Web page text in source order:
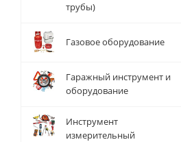
трубы)
Газовое оборудование
Гаражный инструмент и
оборудование
Инструмент
измерительный